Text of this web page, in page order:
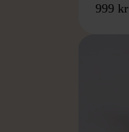
999 kr